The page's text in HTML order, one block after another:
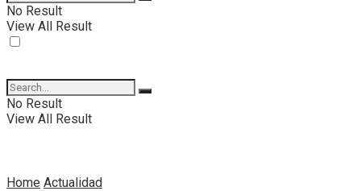
No Result
View All Result
No Result
View All Result
Home Actualidad